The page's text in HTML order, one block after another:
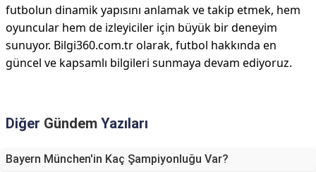
futbolun dinamik yapısını anlamak ve takip etmek, hem
oyuncular hem de izleyiciler için büyük bir deneyim
sunuyor. Bilgi360.com.tr olarak, futbol hakkında en
güncel ve kapsamlı bilgileri sunmaya devam ediyoruz.
Diğer Gündem Yazıları
Bayern München'in Kaç Şampiyonluğu Var?